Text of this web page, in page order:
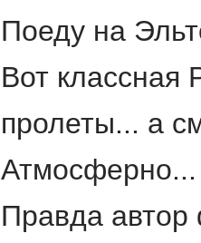
Поеду на
Вот классная
пролеты... а
Атмосферно...
Правда автор